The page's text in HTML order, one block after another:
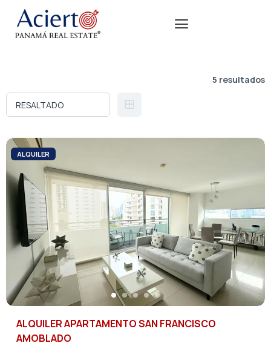
5 resultados
ALQUILER
ALQUILER APARTAMENTO SAN FRANCISCO
AMOBLADO